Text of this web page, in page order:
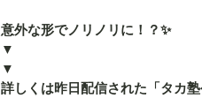
意外な形でノリノリに！？✨
▼
▼
詳しくは昨日配信された「タカ